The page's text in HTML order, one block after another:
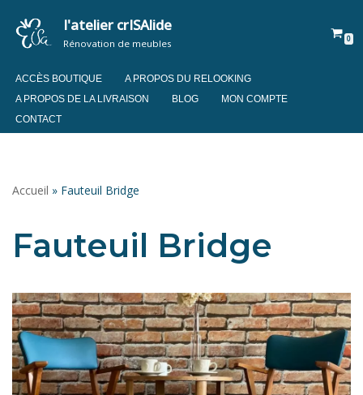
Aller
contenu
l'atelier crISAlide
Rénovation de meubles 0
ACCÈS BOUTIQUE
A PROPOS DU RELOOKING
A PROPOS DE LA LIVRAISON
BLOG
MON COMPTE
CONTACT
Accueil » Fauteuil Bridge
Fauteuil Bridge